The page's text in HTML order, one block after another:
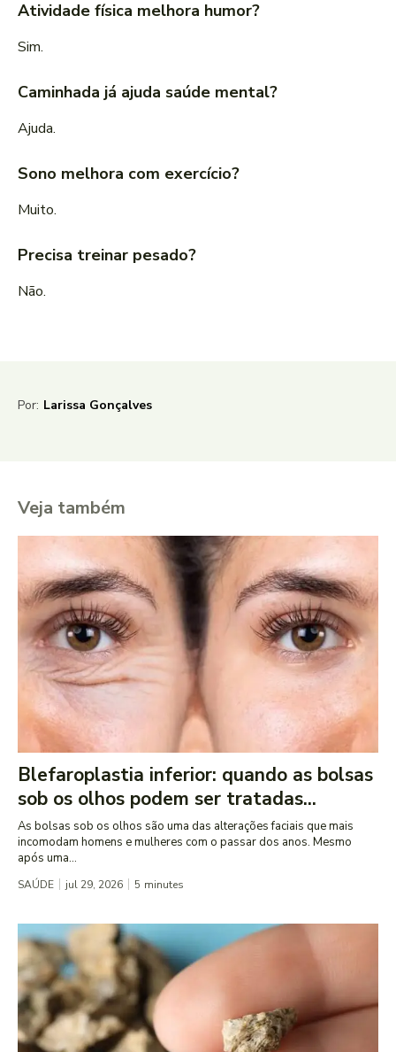
Atividade física melhora humor?
Sim.
Caminhada já ajuda saúde mental?
Ajuda.
Sono melhora com exercício?
Muito.
Precisa treinar pesado?
Não.
Por: Larissa Gonçalves
Veja também
Blefaroplastia inferior: quando as bolsas
sob os olhos podem ser tratadas...
As bolsas sob os olhos são uma das alterações faciais que mais
incomodam homens e mulheres com o passar dos anos. Mesmo
após uma...
SAÚDE jul 29, 2026 5 minutes